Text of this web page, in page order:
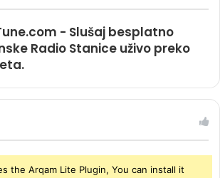
- Slušaj besplatno
Radio Stanice uživo preko
the Arqam Lite Plugin, You can install it